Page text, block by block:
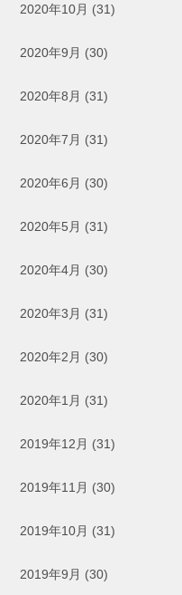
2020年10月 (31)
2020年9月 (30)
2020年8月 (31)
2020年7月 (31)
2020年6月 (30)
2020年5月 (31)
2020年4月 (30)
2020年3月 (31)
2020年2月 (30)
2020年1月 (31)
2019年12月 (31)
2019年11月 (30)
2019年10月 (31)
2019年9月 (30)